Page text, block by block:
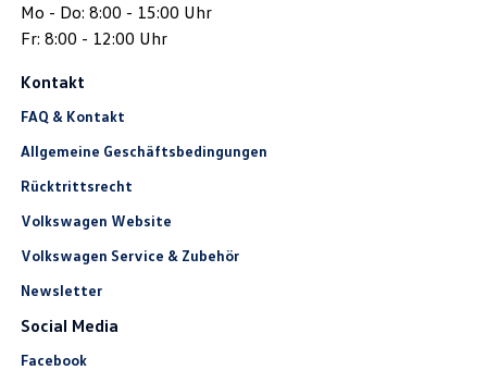
Mo - Do: 8:00 - 15:00 Uhr
Fr: 8:00 - 12:00 Uhr
Kontakt
FAQ & Kontakt
Allgemeine Geschäftsbedingungen
Rücktrittsrecht
Volkswagen Website
Volkswagen Service & Zubehör
Newsletter
Social Media
Facebook